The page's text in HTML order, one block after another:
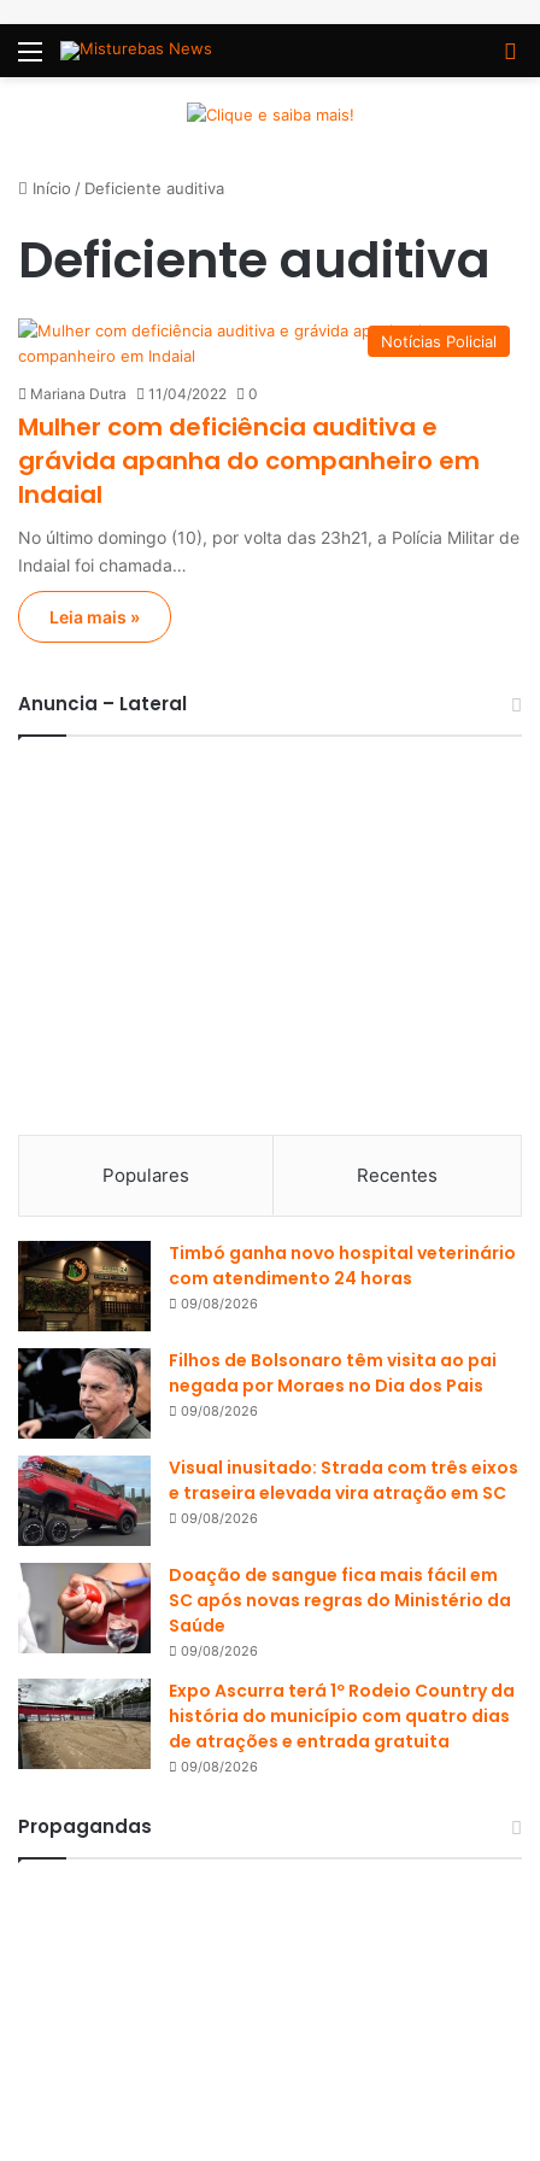
Menu
Início / Deficiente auditiva
Deficiente auditiva
Notícias Policial
Mariana Dutra 11/04/2022 0
Mulher com deficiência auditiva e
grávida apanha do companheiro em
Indaial
No último domingo (10), por volta das 23h21, a Polícia Militar de
Indaial foi chamada…
Leia mais »
Anuncia – Lateral
Populares Recentes
Timbó ganha novo hospital veterinário
com atendimento 24 horas
09/08/2026
Filhos de Bolsonaro têm visita ao pai
negada por Moraes no Dia dos Pais
09/08/2026
Visual inusitado: Strada com três eixos
e traseira elevada vira atração em SC
09/08/2026
Doação de sangue fica mais fácil em
SC após novas regras do Ministério da
Saúde
09/08/2026
Expo Ascurra terá 1º Rodeio Country da
história do município com quatro dias
de atrações e entrada gratuita
09/08/2026
Propagandas